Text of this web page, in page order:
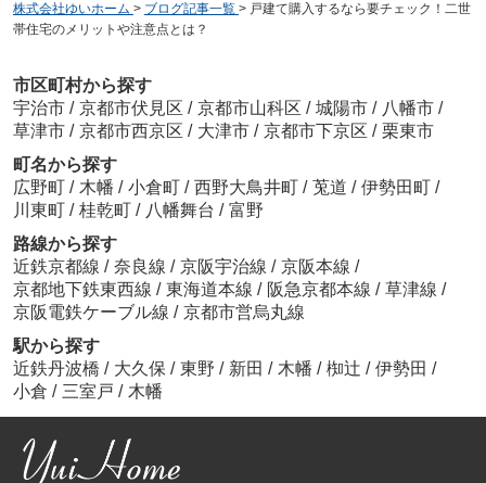
株式会社ゆいホーム > ブログ記事一覧 > 戸建て購入するなら要チェック！二世
帯住宅のメリットや注意点とは？
市区町村から探す
宇治市 / 京都市伏見区 / 京都市山科区 / 城陽市 / 八幡市 /
草津市 / 京都市西京区 / 大津市 / 京都市下京区 / 栗東市
町名から探す
広野町 / 木幡 / 小倉町 / 西野大鳥井町 / 莵道 / 伊勢田町 /
川東町 / 桂乾町 / 八幡舞台 / 富野
路線から探す
近鉄京都線 / 奈良線 / 京阪宇治線 / 京阪本線 /
京都地下鉄東西線 / 東海道本線 / 阪急京都本線 / 草津線 /
京阪電鉄ケーブル線 / 京都市営烏丸線
駅から探す
近鉄丹波橋 / 大久保 / 東野 / 新田 / 木幡 / 椥辻 / 伊勢田 /
小倉 / 三室戸 / 木幡